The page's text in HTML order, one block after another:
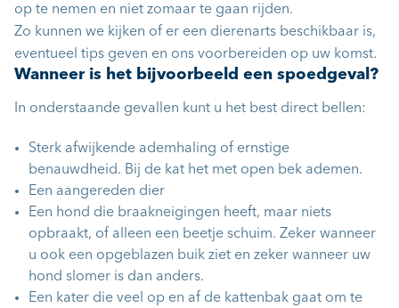
op te nemen en niet zomaar te gaan rijden.
Zo kunnen we kijken of er een dierenarts beschikbaar is,
eventueel tips geven en ons voorbereiden op uw komst.
Wanneer is het bijvoorbeeld een spoedgeval?
In onderstaande gevallen kunt u het best direct bellen:
Sterk afwijkende ademhaling of ernstige
benauwdheid. Bij de kat het met open bek ademen.
Een aangereden dier
Een hond die braakneigingen heeft, maar niets
opbraakt, of alleen een beetje schuim. Zeker wanneer
u ook een opgeblazen buik ziet en zeker wanneer uw
hond slomer is dan anders.
Een kater die veel op en af de kattenbak gaat om te